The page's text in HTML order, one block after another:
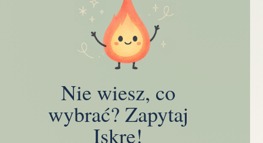
Nie wiesz, co
wybrać? Zapytaj
Iskrę!